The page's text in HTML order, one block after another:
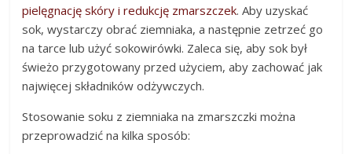
pielęgnację skóry i redukcję zmarszczek. Aby uzyskać
sok, wystarczy obrać ziemniaka, a następnie zetrzeć go
na tarce lub użyć sokowirówki. Zaleca się, aby sok był
świeżo przygotowany przed użyciem, aby zachować jak
najwięcej składników odżywczych.
Stosowanie soku z ziemniaka na zmarszczki można
przeprowadzić na kilka sposób: